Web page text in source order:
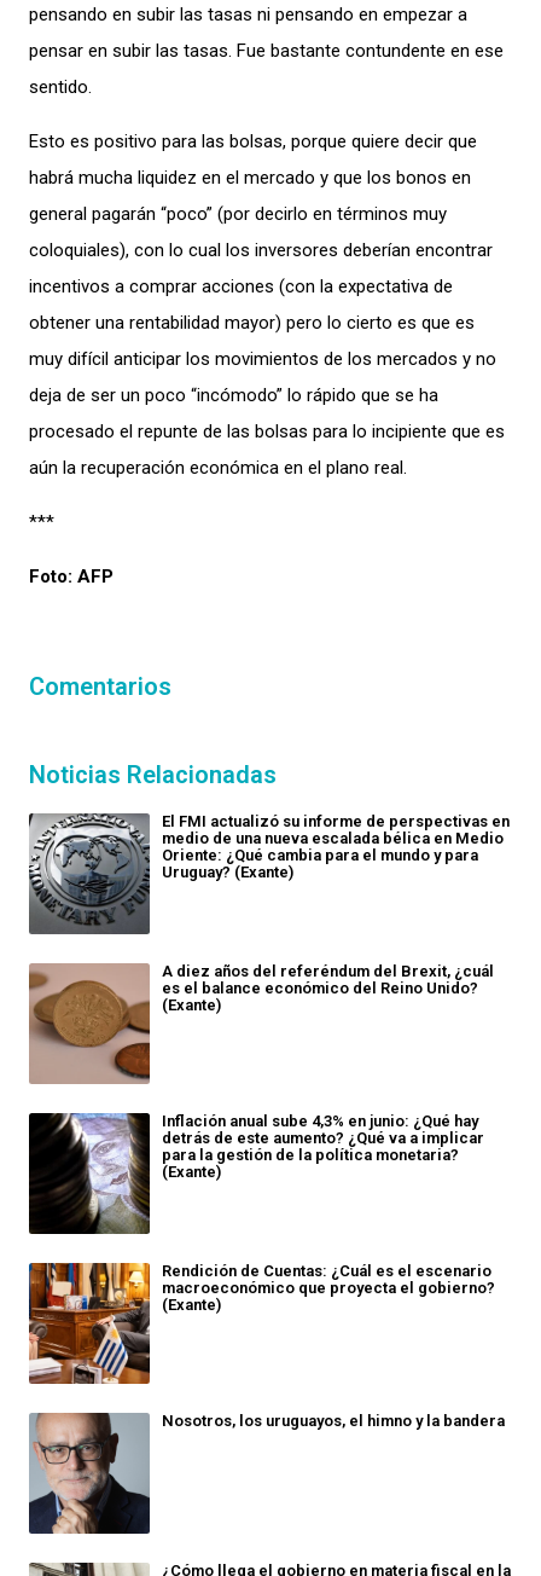
pensando en subir las tasas ni pensando en empezar a
pensar en subir las tasas. Fue bastante contundente en ese
sentido.
Esto es positivo para las bolsas, porque quiere decir que
habrá mucha liquidez en el mercado y que los bonos en
general pagarán “poco” (por decirlo en términos muy
coloquiales), con lo cual los inversores deberían encontrar
incentivos a comprar acciones (con la expectativa de
obtener una rentabilidad mayor) pero lo cierto es que es
muy difícil anticipar los movimientos de los mercados y no
deja de ser un poco “incómodo” lo rápido que se ha
procesado el repunte de las bolsas para lo incipiente que es
aún la recuperación económica en el plano real.
***
Foto: AFP
Comentarios
Noticias Relacionadas
El FMI actualizó su informe de perspectivas en
medio de una nueva escalada bélica en Medio
Oriente: ¿Qué cambia para el mundo y para
Uruguay? (Exante)
A diez años del referéndum del Brexit, ¿cuál
es el balance económico del Reino Unido?
(Exante)
Inflación anual sube 4,3% en junio: ¿Qué hay
detrás de este aumento? ¿Qué va a implicar
para la gestión de la política monetaria?
(Exante)
Rendición de Cuentas: ¿Cuál es el escenario
macroeconómico que proyecta el gobierno?
(Exante)
Nosotros, los uruguayos, el himno y la bandera
¿Cómo llega el gobierno en materia fiscal en la